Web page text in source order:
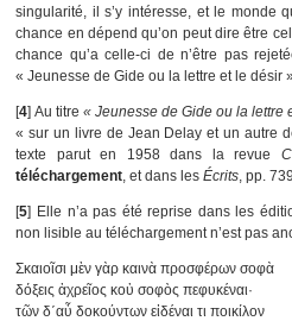
singularité, il s’y intéresse, et le monde
chance en dépend qu’on peut dire être
chance qu’a celle-ci de n’être pas
« Jeunesse de Gide ou la lettre et le désir
[4]Au titre« Jeunesse de Gide ou la lettre
« sur un livre de Jean Delay et un autre
texte parut en 1958 dans la revue
téléchargement , et dans lesÉcrits , pp.
[5] Elle n’a pas été reprise dans les
non lisible au téléchargement n’est pas
Σκαιοῖσι μὲν γὰρ καινὰ προσφέρων σοφὰ
δόξεις ἀχρεῖος κοὐ σοφὸς πεφυκέναι·
τῶν δ΄αὖ δοκούντων εἰδέναι τι ποικίλον